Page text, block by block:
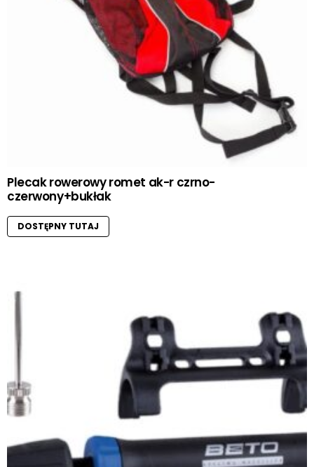
Plecak rowerowy romet ak-r czrno-
czerwony+bukłak
DOSTĘPNY TUTAJ